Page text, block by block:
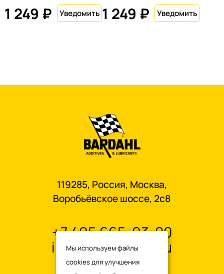
1 249 ₽ 1 249 ₽
119285, Россия, Москва,
Воробьёвское шоссе, 2с8
+7 495 665-93-00
info@oilbardahl.ru
Мы используем файлы
cookies для улучшения